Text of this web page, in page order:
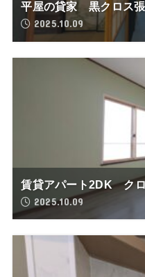
平屋の貸家 黒クロス張
2025.10.09
賃貸アパート2DK ク
2025.10.09